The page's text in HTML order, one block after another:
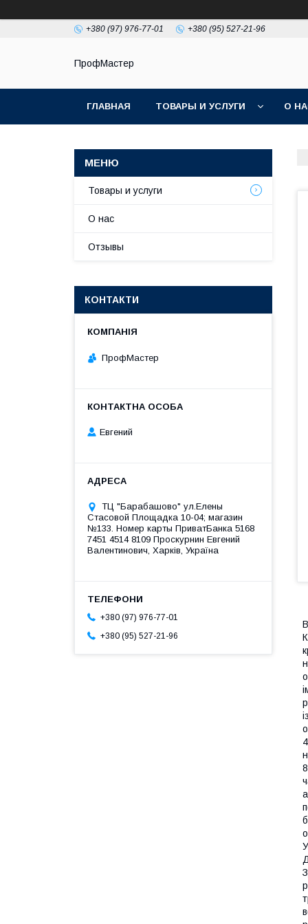
+380 (97) 976-77-01 +380 (95) 527-21-96
ПрофМастер
ГЛАВНАЯ ТОВАРЫ И УСЛУГИ О
Товары и услуги
О нас
Отзывы
КОНТАКТИ
ПрофМастер
Евгений
ТЦ "Барабашово" ул.Елены
Стасовой Площадка 10-04; магазин
№133. Номер карты ПриватБанка 5168
7451 4514 8109 Проскурнин Евгений
Валентинович, Харків, Україна
+380 (97) 976-77-01
+380 (95) 527-21-96